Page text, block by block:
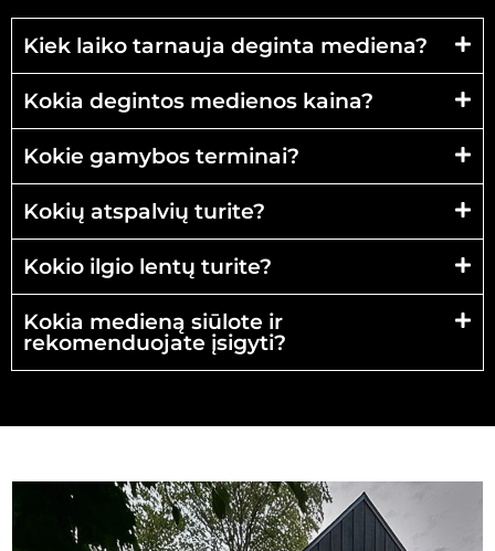
Kiek laiko tarnauja deginta mediena?
Kokia degintos medienos kaina?
Kokie gamybos terminai?
Kokių atspalvių turite?
Kokio ilgio lentų turite?
Kokia medieną siūlote ir
rekomenduojate įsigyti?